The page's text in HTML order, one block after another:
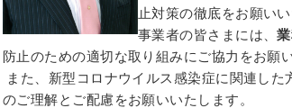
止対策の徹底をお願いい
事業者の皆さまには、
防止のための適切な取り組みにご協力をお願
また、新型コロナウイルス感染症に関連した
のご理解とご配慮をお願いいたします。